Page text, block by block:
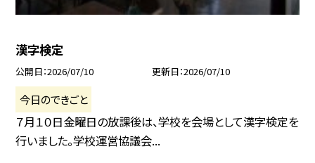
漢字検定
公開日 2026/07/10 更新日 2026/07/10
今日のできごと
７月１０日金曜日の放課後は、学校を会場として漢字検定を
行いました。学校運営協議会...